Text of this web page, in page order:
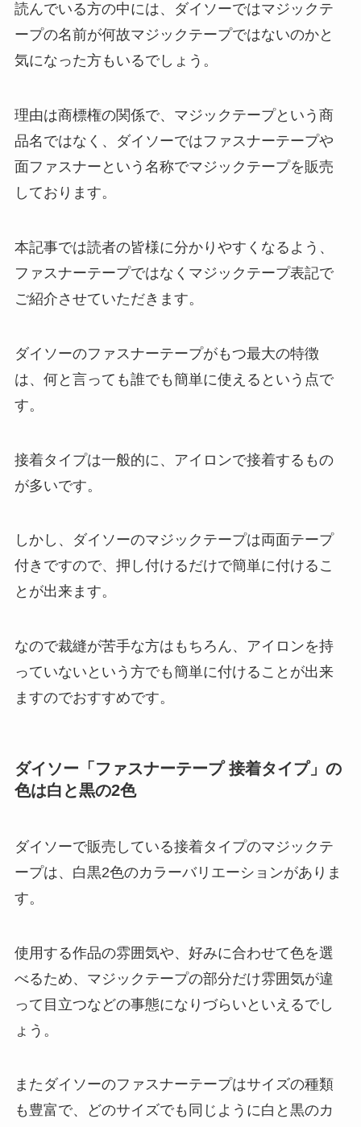
読んでいる方の中には、ダイソーではマジックテ
ープの名前が何故マジックテープではないのかと
気になった方もいるでしょう。
理由は商標権の関係で、マジックテープという商
品名ではなく、ダイソーではファスナーテープや
面ファスナーという名称でマジックテープを販売
しております。
本記事では読者の皆様に分かりやすくなるよう、
ファスナーテープではなくマジックテープ表記で
ご紹介させていただきます。
ダイソーのファスナーテープがもつ最大の特徴
は、何と言っても誰でも簡単に使えるという点で
す。
接着タイプは一般的に、アイロンで接着するもの
が多いです。
しかし、ダイソーのマジックテープは両面テープ
付きですので、押し付けるだけで簡単に付けるこ
とが出来ます。
なので裁縫が苦手な方はもちろん、アイロンを持
っていないという方でも簡単に付けることが出来
ますのでおすすめです。
ダイソー「ファスナーテープ 接着タイプ」の
色は白と黒の2色
ダイソーで販売している接着タイプのマジックテ
ープは、白黒2色のカラーバリエーションがありま
す。
使用する作品の雰囲気や、好みに合わせて色を選
べるため、マジックテープの部分だけ雰囲気が違
って目立つなどの事態になりづらいといえるでし
ょう。
またダイソーのファスナーテープはサイズの種類
も豊富で、どのサイズでも同じように白と黒のカ